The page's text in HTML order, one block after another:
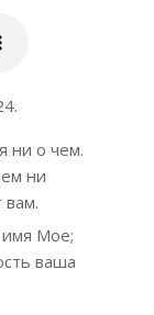
ни о чем.
ни
Мое;
ваша